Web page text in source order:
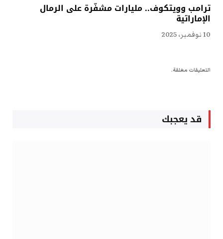
ترامب وويتكوف.. مليارات مشفّرة على الرمال
الإماراتية
10 نوفمبر، 2025
التعليقات مغلقة.
قد يعجبك